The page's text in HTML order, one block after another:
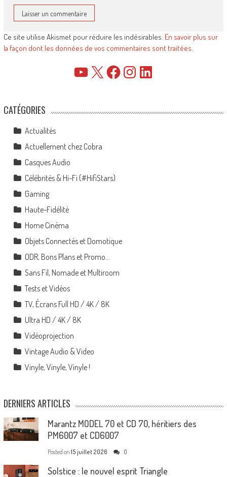
Ce site utilise Akismet pour réduire les indésirables. En savoir plus sur
la façon dont les données de vos commentaires sont traitées.
YouTube FacebookInstagramLinkedIn
CATÉGORIES
Actualités
Actuellement chez Cobra
Casques Audio
Célébrités & Hi-Fi (#HifiStars)
Gaming
Haute-Fidélité
Home Cinéma
Objets Connectés et Domotique
ODR, Bons Plans et Promo…
Sans Fil, Nomade et Multiroom
Tests et Vidéos
TV, Écrans Full HD / 4K / 8K
Ultra HD / 4K / 8K
Vidéoprojection
Vintage Audio & Video
Vinyle, Vinyle, Vinyle !
DERNIERS ARTICLES
Marantz MODEL 70 et CD 70, héritiers des
PM6007 et CD6007
Posted on 15 juillet 2026 0
Solstice : le nouvel esprit Triangle